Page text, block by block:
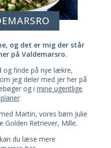
og det er mig der står
på Valdemarsro.
og finde på nye lækre,
jeg deler med jer her på
og i mine ugentlige
Martin, vores børn Julie
Golden Retriever, Mille.
du læse mere